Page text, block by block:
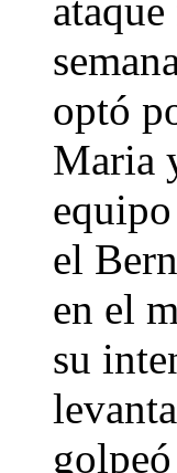
optó
Maria
el
en el
su